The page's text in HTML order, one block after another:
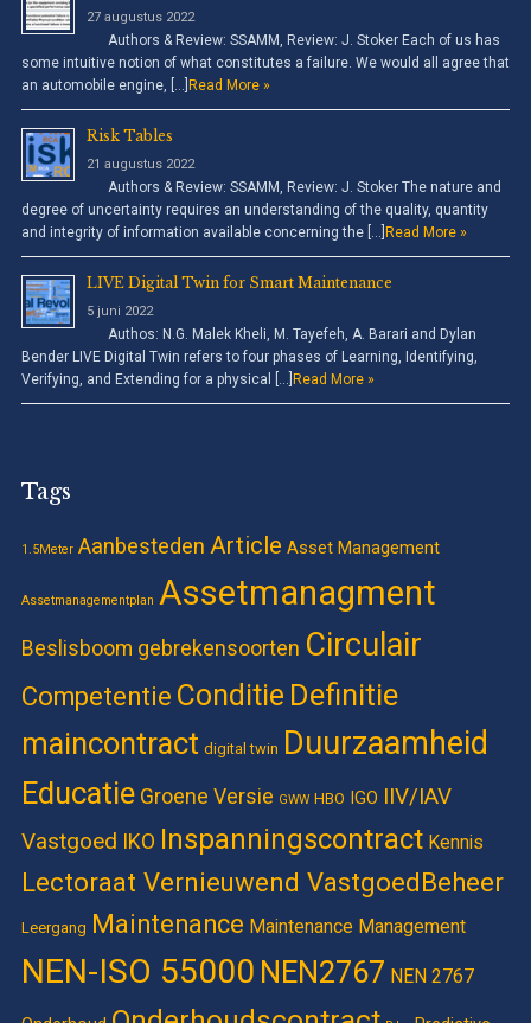
27 augustus 2022
Authors & Review: SSAMM, Review: J. Stoker Each of us has
some intuitive notion of what constitutes a failure. We would all agree that
an automobile engine, […] Read More »
Risk Tables
21 augustus 2022
Authors & Review: SSAMM, Review: J. Stoker The nature and
degree of uncertainty requires an understanding of the quality, quantity
and integrity of information available concerning the […] Read More »
LIVE Digital Twin for Smart Maintenance
5 juni 2022
Authos: N.G. Malek Kheli, M. Tayefeh, A. Barari and Dylan
Bender LIVE Digital Twin refers to four phases of Learning, Identifying,
Verifying, and Extending for a physical […] Read More »
Tags
1.5Meter Aanbesteden Article Asset Management
Assetmanagementplan Assetmanagment
Beslisboom gebrekensoorten Circulair
Competentie Conditie Definitie
maincontract digital twin Duurzaamheid
Educatie Groene Versie GWW HBO IGO IIV/IAV
Vastgoed IKO Inspanningscontract Kennis
Lectoraat Vernieuwend VastgoedBeheer
Leergang Maintenance Maintenance Management
NEN-ISO 55000 NEN2767 NEN 2767